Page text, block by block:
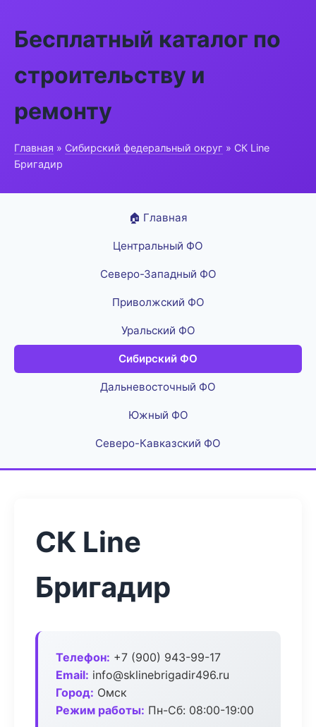
Бесплатный каталог по
строительству и
ремонту
Главная » Сибирский федеральный округ » СК Line
Бригадир
🏠 Главная
Центральный ФО
Северо-Западный ФО
Приволжский ФО
Уральский ФО
Сибирский ФО
Дальневосточный ФО
Южный ФО
Северо-Кавказский ФО
СК Line
Бригадир
Телефон: +7 (900) 943-99-17
Email: info@sklinebrigadir496.ru
Город: Омск
Режим работы: Пн-Сб: 08:00-19:00